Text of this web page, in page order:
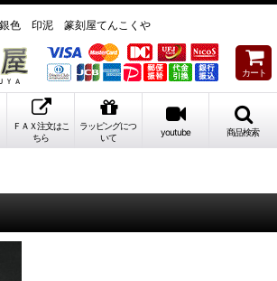
銀色 印泥 篆刻屋てんこくや
カート
ＦＡＸ注文はこ
ちら
ラッピングにつ
いて
youtube 商品検索